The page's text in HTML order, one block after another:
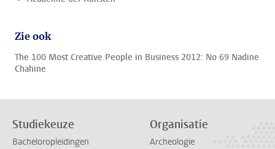
Zie ook
The 100 Most Creative People in Business 2012: No 69 Nadine
Chahine
Studiekeuze
Bacheloropleidingen
Organisatie
Archeologie